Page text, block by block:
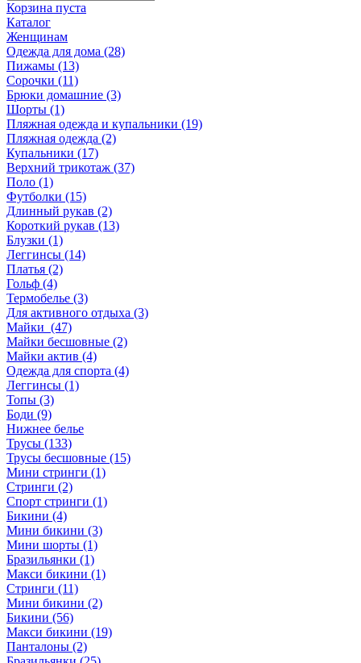
Корзина пуста
Каталог
Женщинам
Одежда для дома (28)
Пижамы (13)
Сорочки (11)
Брюки домашние (3)
Шорты (1)
Пляжная одежда и купальники (19)
Пляжная одежда (2)
Купальники (17)
Верхний трикотаж (37)
Поло (1)
Футболки (15)
Длинный рукав (2)
Короткий рукав (13)
Блузки (1)
Леггинсы (14)
Платья (2)
Гольф (4)
Термобелье (3)
Для активного отдыха (3)
Майки (47)
Майки бесшовные (2)
Майки актив (4)
Одежда для спорта (4)
Леггинсы (1)
Топы (3)
Боди (9)
Нижнее белье
Трусы (133)
Трусы бесшовные (15)
Мини стринги (1)
Стринги (2)
Спорт стринги (1)
Бикини (4)
Мини бикини (3)
Мини шорты (1)
Бразильянки (1)
Макси бикини (1)
Стринги (11)
Мини бикини (2)
Бикини (56)
Макси бикини (19)
Панталоны (2)